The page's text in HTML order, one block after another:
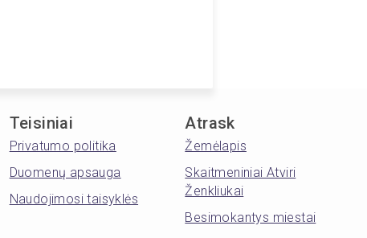
Teisiniai
Privatumo politika
Duomenų apsauga
Naudojimosi taisyklės
Atrask
Žemėlapis
Skaitmeniniai Atviri
Ženkliukai
Besimokantys miestai